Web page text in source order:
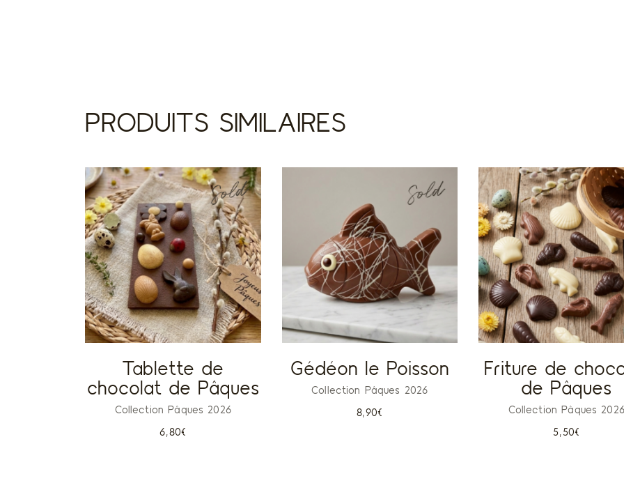
PRODUITS SIMILAIRES
Sold
Tablette de
chocolat de Pâques
Collection Pâques 2026
6,80€
Sold
Gédéon le Poisson
Collection Pâques 2026
8,90€
Friture de
de Pâques
Collection Pâques 2026
5,50€